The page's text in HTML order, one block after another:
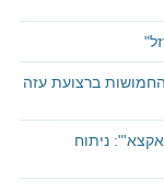
ברצועת עזה
ניתוח